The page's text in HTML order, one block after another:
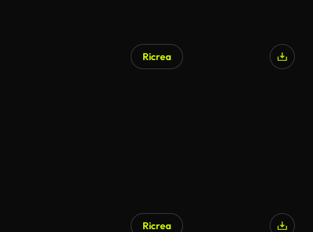
Ricrea
Ricrea